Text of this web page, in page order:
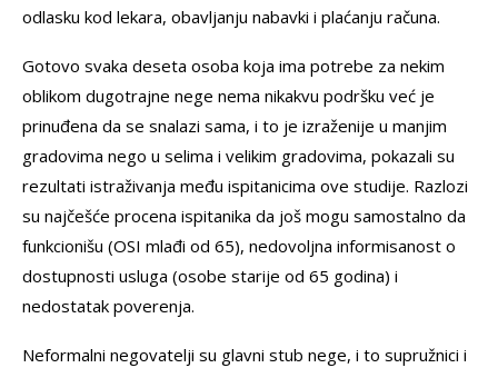
odlasku kod lekara, obavljanju nabavki i plaćanju računa.
Gotovo svaka deseta osoba koja ima potrebe za nekim
oblikom dugotrajne nege nema nikakvu podršku već je
prinuđena da se snalazi sama, i to je izraženije u manjim
gradovima nego u selima i velikim gradovima, pokazali su
rezultati istraživanja među ispitanicima ove studije. Razlozi
su najčešće procena ispitanika da još mogu samostalno da
funkcionišu (OSI mlađi od 65), nedovoljna informisanost o
dostupnosti usluga (osobe starije od 65 godina) i
nedostatak poverenja.
Neformalni negovatelji su glavni stub nege, i to supružnici i